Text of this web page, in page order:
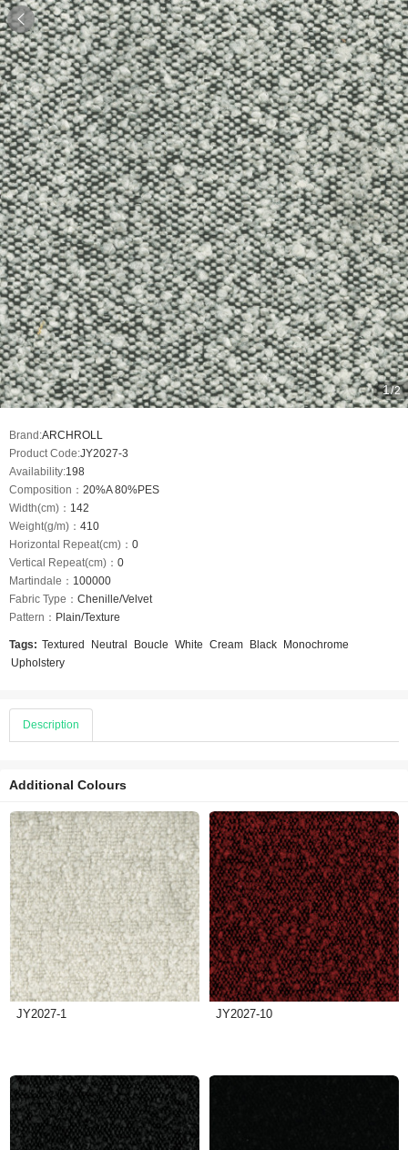

1/2
Brand:ARCHROLL
Product Code:JY2027-3
Availability:198
Composition： 20%A 80%PES
Width(cm)： 142
Weight(g/m)： 410
Horizontal Repeat(cm)： 0
Vertical Repeat(cm)： 0
Martindale： 100000
Fabric Type： Chenille/Velvet
Pattern： Plain/Texture
Tags: Textured Neutral Boucle White Cream Black
Monochrome
Upholstery
Description
Additional Colours
JY2027-1 JY2027-10